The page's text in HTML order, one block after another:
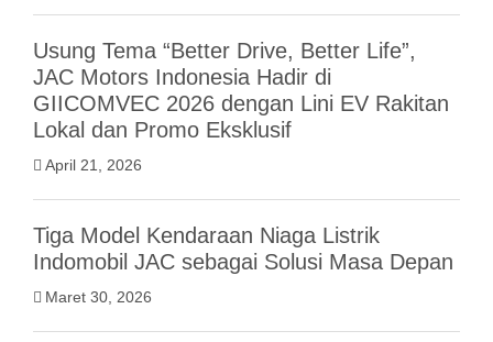
Usung Tema “Better Drive, Better Life”,
JAC Motors Indonesia Hadir di
GIICOMVEC 2026 dengan Lini EV Rakitan
Lokal dan Promo Eksklusif
April 21, 2026
Tiga Model Kendaraan Niaga Listrik
Indomobil JAC sebagai Solusi Masa Depan
Maret 30, 2026